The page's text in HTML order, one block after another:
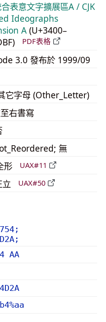
合表意文字擴展區A / CJK
Ideographs
A (U+3400–
PDF表格
3.0 發布於 1999/09
它字母 (Other_Letter)
右書寫
無
形 UAX#11
立 UAX#50
AA